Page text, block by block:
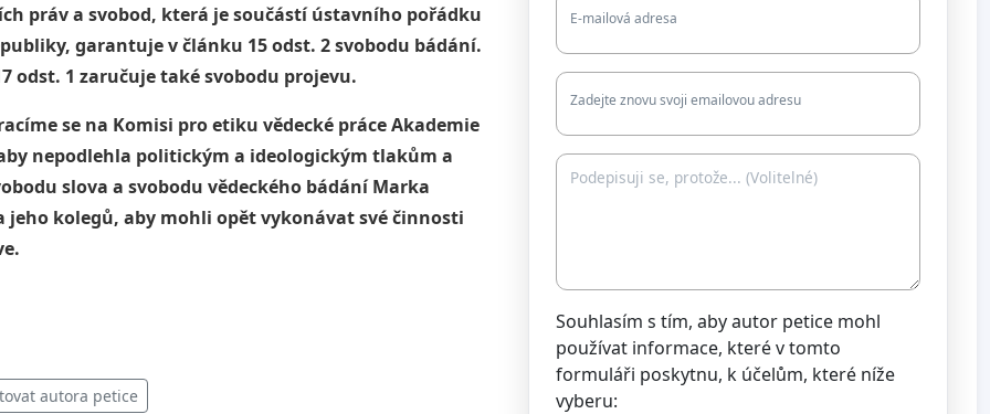
práv a svobod, která je součástí ústavního pořádku
garantuje v článku 15 odst. 2 svobodu bádání.
odst. 1 zaručuje také svobodu projevu.
se na Komisi pro etiku vědecké práce Akademie
nepodlehla politickým a ideologickým tlakům a
slova a svobodu vědeckého bádání Marka
jeho kolegů, aby mohli opět vykonávat své činnosti
autora petice
E-mailová adresa
Zadejte znovu svoji emailovou adresu
Souhlasím s tím, aby autor petice mohl
používat informace, které v tomto
formuláři poskytnu, k účelům, které níže
vyberu: